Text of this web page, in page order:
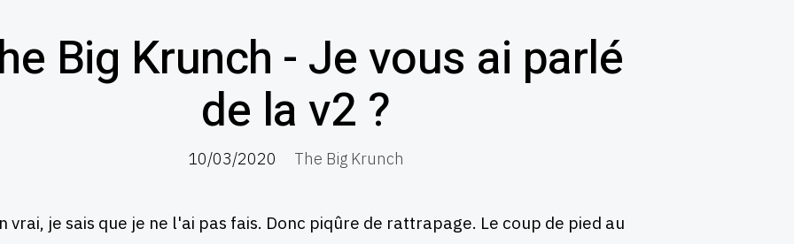
Big Krunch - Je vous ai parlé
de la v2 ?
10/03/2020 The Big Krunch
vrai, je sais que je ne l'ai pas fais. Donc piqûre de rattrapage. Le coup de pied au